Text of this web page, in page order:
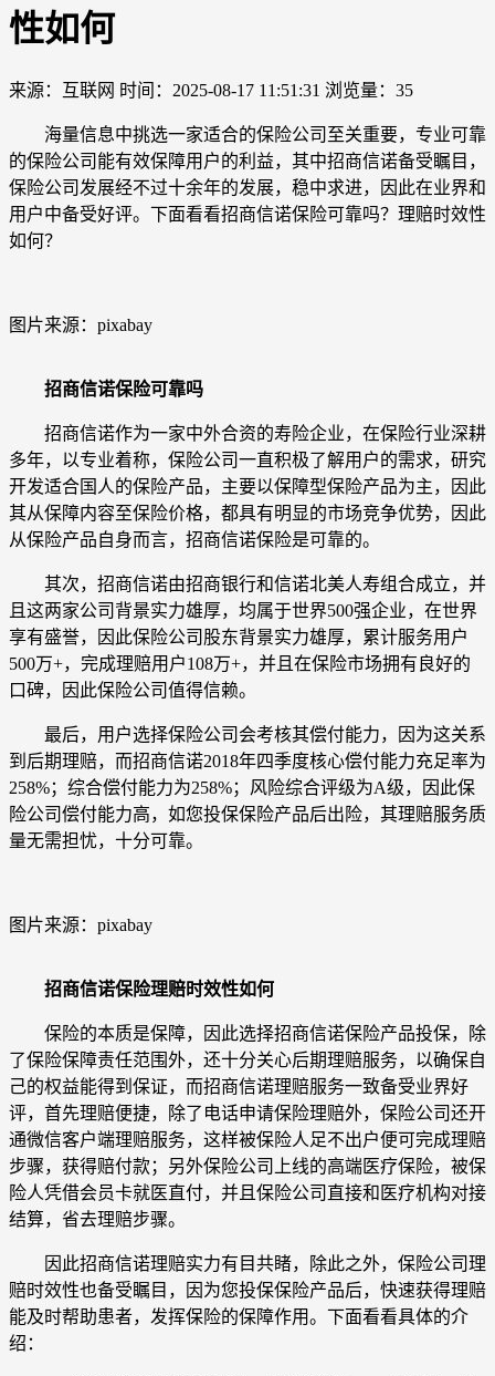
性如何
来源：互联网 时间：2025-08-17 11:51:31 浏览量：35
海量信息中挑选一家适合的保险公司至关重要，专业可靠
的保险公司能有效保障用户的利益，其中招商信诺备受瞩目，
保险公司发展经不过十余年的发展，稳中求进，因此在业界和
用户中备受好评。下面看看招商信诺保险可靠吗？理赔时效性
如何？
图片来源：pixabay
招商信诺保险可靠吗
招商信诺作为一家中外合资的寿险企业，在保险行业深耕
多年，以专业着称，保险公司一直积极了解用户的需求，研究
开发适合国人的保险产品，主要以保障型保险产品为主，因此
其从保障内容至保险价格，都具有明显的市场竞争优势，因此
从保险产品自身而言，招商信诺保险是可靠的。
其次，招商信诺由招商银行和信诺北美人寿组合成立，并
且这两家公司背景实力雄厚，均属于世界500强企业，在世界
享有盛誉，因此保险公司股东背景实力雄厚，累计服务用户
500万+，完成理赔用户108万+，并且在保险市场拥有良好的
口碑，因此保险公司值得信赖。
最后，用户选择保险公司会考核其偿付能力，因为这关系
到后期理赔，而招商信诺2018年四季度核心偿付能力充足率为
258%；综合偿付能力为258%；风险综合评级为A级，因此保
险公司偿付能力高，如您投保保险产品后出险，其理赔服务质
量无需担忧，十分可靠。
图片来源：pixabay
招商信诺保险理赔时效性如何
保险的本质是保障，因此选择招商信诺保险产品投保，除
了保险保障责任范围外，还十分关心后期理赔服务，以确保自
己的权益能得到保证，而招商信诺理赔服务一致备受业界好
评，首先理赔便捷，除了电话申请保险理赔外，保险公司还开
通微信客户端理赔服务，这样被保险人足不出户便可完成理赔
步骤，获得赔付款；另外保险公司上线的高端医疗保险，被保
险人凭借会员卡就医直付，并且保险公司直接和医疗机构对接
结算，省去理赔步骤。
因此招商信诺理赔实力有目共睹，除此之外，保险公司理
赔时效性也备受瞩目，因为您投保保险产品后，快速获得理赔
能及时帮助患者，发挥保险的保障作用。下面看看具体的介
绍：